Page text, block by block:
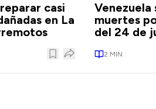
casi
en La
Venezuela
muertes
del 24 de
2 MIN